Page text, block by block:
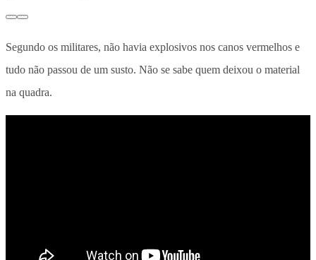
Segundo os militares, não havia explosivos nos canos vermelhos e
tudo não passou de um susto. Não se sabe quem deixou o material
na quadra.